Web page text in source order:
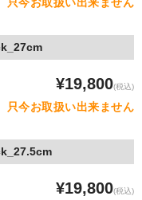
¥19,800(税込)
只今お取扱い出来ません
¥19,800(税込)